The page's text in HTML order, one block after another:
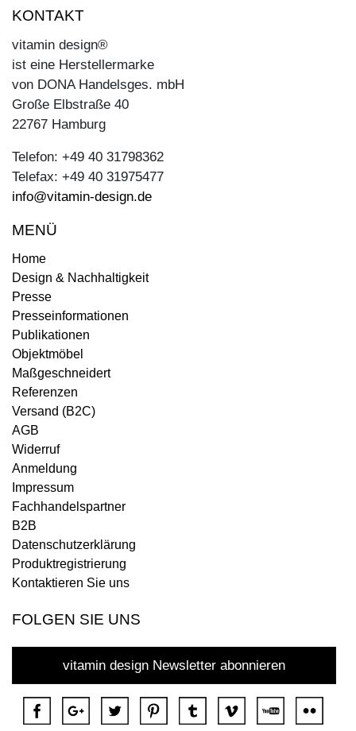
KONTAKT
vitamin design®
ist eine Herstellermarke
von DONA Handelsges. mbH
Große Elbstraße 40
22767 Hamburg
Telefon: +49 40 31798362
Telefax: +49 40 31975477
info@vitamin-design.de
MENÜ
Home
Design & Nachhaltigkeit
Presse
Presseinformationen
Publikationen
Objektmöbel
Maßgeschneidert
Referenzen
Versand (B2C)
AGB
Widerruf
Anmeldung
Impressum
Fachhandelspartner
B2B
Datenschutzerklärung
Produktregistrierung
Kontaktieren Sie uns
FOLGEN SIE UNS
vitamin design Newsletter abonnieren